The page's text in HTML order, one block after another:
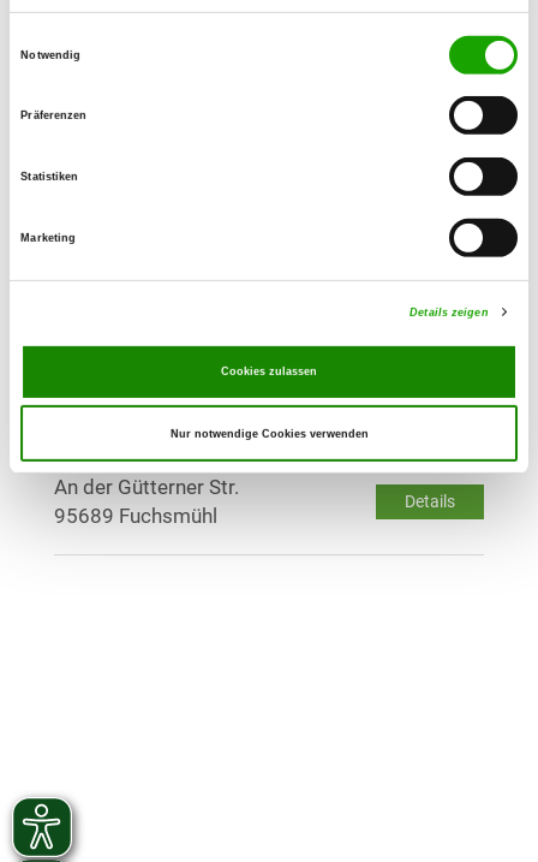
Notwendig
Präferenzen
Statistiken
Marketing
Details zeigen
Cookies zulassen
Nur notwendige Cookies verwenden
OG - Tirschenreuth
95643 Tirschenreuth
OG - Waldershof und Umgebung
Details
95679 Waldershof
OG - Wunsiedel im Fichtelgebirge
Hofer Straße 63
OG - Fuchsmühl
Details
An der Gütterner Str.
95689 Fuchsmühl